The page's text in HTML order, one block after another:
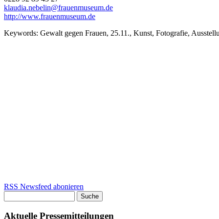
klaudia.nebelin@frauenmuseum.de
http://www.frauenmuseum.de
Keywords: Gewalt gegen Frauen, 25.11., Kunst, Fotografie,
RSS Newsfeed abonieren
Aktuelle Pressemitteilungen